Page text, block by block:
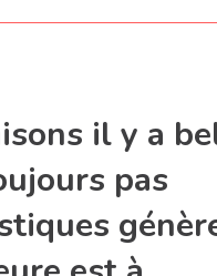
il y a
pas